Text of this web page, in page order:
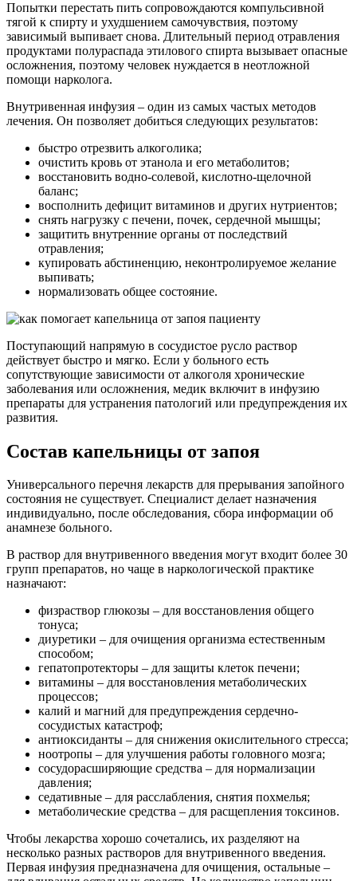
Попытки перестать пить сопровождаются компульсивной
тягой к спирту и ухудшением самочувствия, поэтому
зависимый выпивает снова. Длительный период отравления
продуктами полураспада этилового спирта вызывает опасные
осложнения, поэтому человек нуждается в неотложной
помощи нарколога.
Внутривенная инфузия – один из самых частых методов
лечения. Он позволяет добиться следующих результатов:
быстро отрезвить алкоголика;
очистить кровь от этанола и его метаболитов;
восстановить водно-солевой, кислотно-щелочной
баланс;
восполнить дефицит витаминов и других нутриентов;
снять нагрузку с печени, почек, сердечной мышцы;
защитить внутренние органы от последствий
отравления;
купировать абстиненцию, неконтролируемое желание
выпивать;
нормализовать общее состояние.
Поступающий напрямую в сосудистое русло раствор
действует быстро и мягко. Если у больного есть
сопутствующие зависимости от алкоголя хронические
заболевания или осложнения, медик включит в инфузию
препараты для устранения патологий или предупреждения их
развития.
Состав капельницы от запоя
Универсального перечня лекарств для прерывания запойного
состояния не существует. Специалист делает назначения
индивидуально, после обследования, сбора информации об
анамнезе больного.
В раствор для внутривенного введения могут входит более 30
групп препаратов, но чаще в наркологической практике
назначают:
физраствор глюкозы – для восстановления общего
тонуса;
диуретики – для очищения организма естественным
способом;
гепатопротекторы – для защиты клеток печени;
витамины – для восстановления метаболических
процессов;
калий и магний для предупреждения сердечно-
сосудистых катастроф;
антиоксиданты – для снижения окислительного стресса;
ноотропы – для улучшения работы головного мозга;
сосудорасширяющие средства – для нормализации
давления;
седативные – для расслабления, снятия похмелья;
метаболические средства – для расщепления токсинов.
Чтобы лекарства хорошо сочетались, их разделяют на
несколько разных растворов для внутривенного введения.
Первая инфузия предназначена для очищения, остальные –